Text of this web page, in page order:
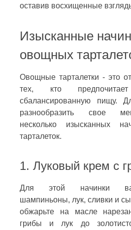
оставив восхищенные
Изысканные
овощных
Овощные тарталетки - это
тех, кто
сбалансированную пищу.
разнообразить свое
несколько изысканных
тарталеток.
1. Луковый крем с
Для этой начинки
шампиньоны, лук, сливки и
обжарьте на масле
грибы и лук до